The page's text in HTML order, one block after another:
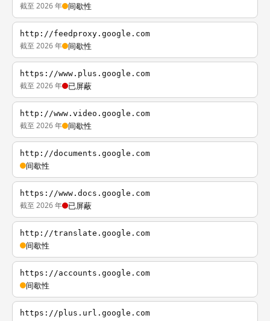
截至 2026 年 间歇性
http://feedproxy.google.com
截至 2026 年 间歇性
https://www.plus.google.com
截至 2026 年 已屏蔽
http://www.video.google.com
截至 2026 年 间歇性
http://documents.google.com
间歇性
https://www.docs.google.com
截至 2026 年 已屏蔽
http://translate.google.com
间歇性
https://accounts.google.com
间歇性
https://plus.url.google.com